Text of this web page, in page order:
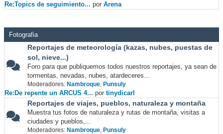
Re:Topics de seguimiento... por Arena
Fotografia
Reportajes de meteorología (kazas, nubes, puestas de
sol, nieve...)
Foro para que publiquemos todos nuestros reportajes, ya sean de
tormentas, nevadas, nubes, atardeceres...
Moderadores: Nambroque, Punsuly
Re:De repente un ARCUS 4... por tinydicarl
Reportajes de viajes, pueblos, naturaleza y montaña
Muestra tus fotos de naturaleza y rutas de montaña, visitas a
ciudades y pueblos,...
Moderadores: Nambroque, Punsuly